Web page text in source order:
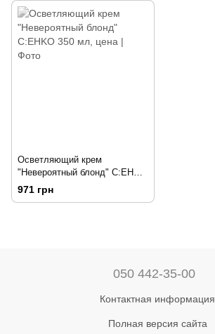
Осветляющий крем
"Невероятный блонд" C:EHKO
350 мл
971 грн
050 442-35-00
Контактная информация
Полная версия сайта